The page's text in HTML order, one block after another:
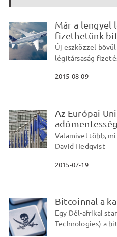
Már a lengyel
fizethetünk
Új eszközzel
légitársaság
2015-08-09
Az Európai
Valamivel több,
David Hedqvist
2015-07-19
Bitcoinnal a
Egy Dél-afrikai
Technologies) a